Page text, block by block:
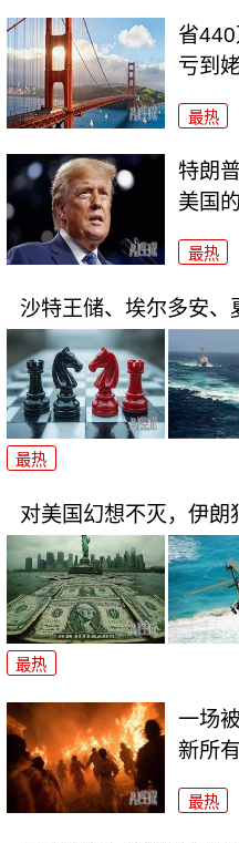
省
亏到
最热
特朗
美国
最热
沙特王储、埃尔多安、
最热
对美国幻想不灭，伊朗
最热
一场
新所
最热